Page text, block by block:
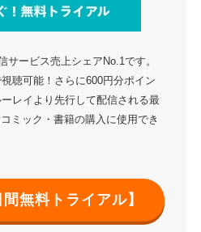
サービス売上シェアNo.1です。
聴可能！さらに600円分ポイン
レイより先行して配信される最
ミック・書籍の購入に使用でき
無料トライアル】